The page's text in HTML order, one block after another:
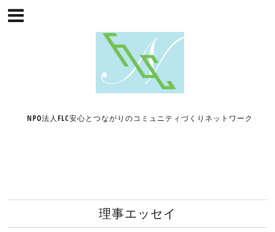
NPO法人FLC安心とつながりのコミュニティづくりネットワーク
理事エッセイ